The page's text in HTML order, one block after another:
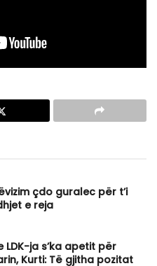
çdo guralec për t’i
e reja
LDK-ja s’ka apetit për
Kurti: Të gjitha pozitat